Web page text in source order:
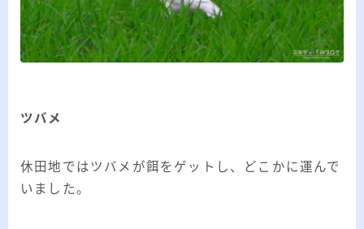
ツバメ
休田地ではツバメが餌をゲットし、どこかに運んで
いました。